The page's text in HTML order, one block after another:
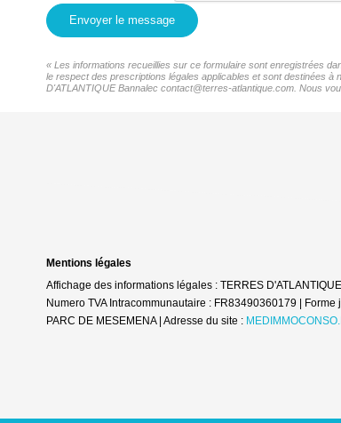
Envoyer le message
« Les informations recueillies sur ce formulaire sont enregistrées
le respect des prescriptions légales applicables et sont destinées
D'ATLANTIQUE Bannalec contact@terres-atlantique.com. Nous
Mentions légales
Affichage des informations légales : TERRES
Numero TVA Intracommunautaire : FR83490360179 |
PARC DE MESEMENA | Adresse du site :